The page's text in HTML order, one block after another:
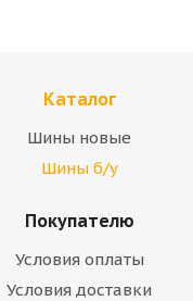
Каталог
Шины новые
Шины б/у
Покупателю
Условия оплаты
Условия доставки